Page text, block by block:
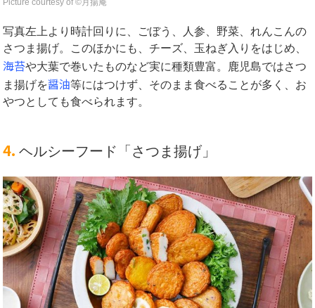
Picture courtesy of ©︎月揚庵
写真左上より時計回りに、ごぼう、人参、野菜、れんこんの
さつま揚げ。このほかにも、チーズ、玉ねぎ入りをはじめ、
海苔や大葉で巻いたものなど実に種類豊富。 鹿児島ではさつ
ま揚げを醤油等にはつけず、そのまま食べることが多く、お
やつとしても食べられます。
4.ヘルシーフード「さつま揚げ」